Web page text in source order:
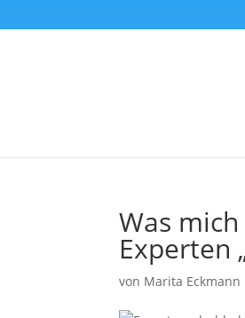
Was
Experten
von Marita Eckmann